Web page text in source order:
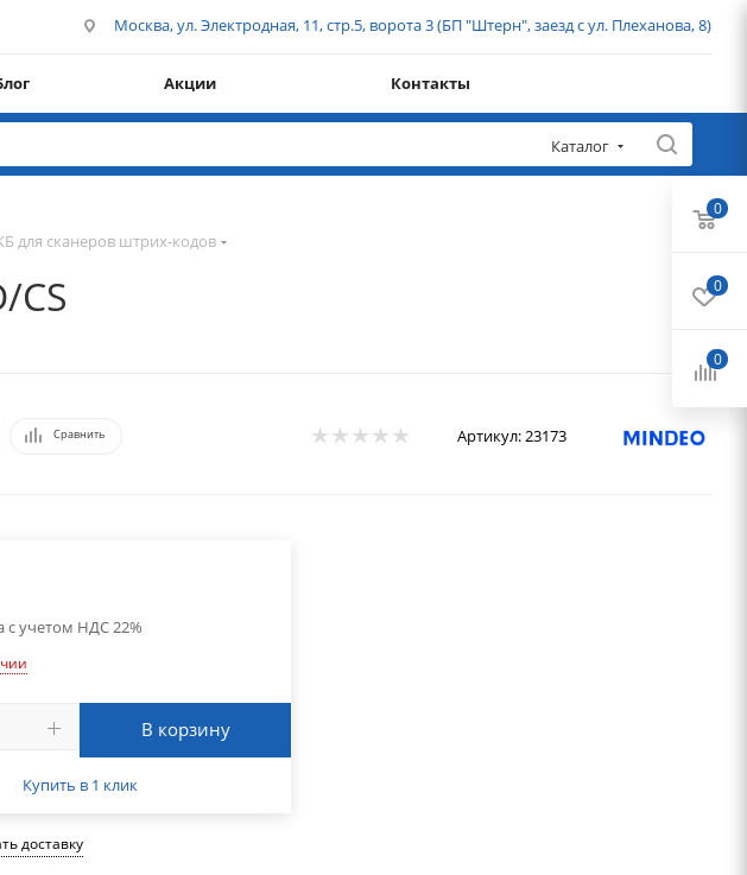
Москва, ул. Электродная, 11, стр.5, ворота 3 (БП "Штерн", заезд с ул. Плеханова, 8)
Акции Контакты
Каталог
для сканеров штрих-кодов
CS
Сравнить Артикул:23173
с учетом НДС 22%
В корзину
Купить в 1 клик
доставку
0
0
0